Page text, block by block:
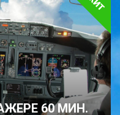
60 МИН.